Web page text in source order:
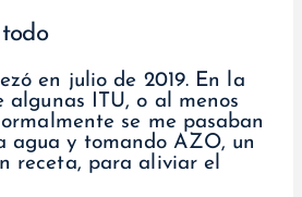
en julio de 2019. En la
algunas ITU, o al menos
se me pasaban
agua y tomando AZO, un
receta, para aliviar el